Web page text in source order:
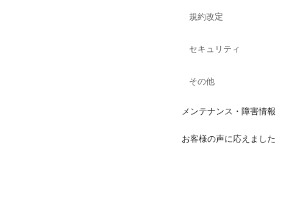
規約改定
セキュリティ
その他
メンテナンス・障害情報
お客様の声に応えました